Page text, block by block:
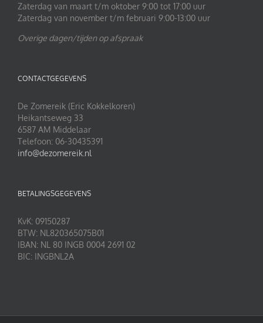
Zaterdag van maart t/m oktober 9:00 tot 17:00 uur
Zaterdag van november t/m februari 9:00-13:00 uur
Overige dagen/tijden op afspraak
CONTACTGEGEVENS
De Zomereik (Eric Kokkelkoren)
Heikantseweg 33
6587 AM Middelaar
Telefoon: 06-30435391
info@dezomereik.nl
BETALINGSGEGEVENS
KvK: 09150287
BTW: NL820365075B01
IBAN: NL 80 INGB 0004 2691 02
BIC: INGBNL2A